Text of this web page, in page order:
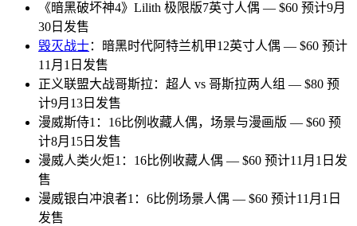
《暗黑破坏神4》Lilith 极限版7英寸人偶 — $60 预计9月
30日发售
毁灭战士：暗黑时代阿特兰机甲12英寸人偶 — $60 预计
11月1日发售
正义联盟大战哥斯拉：超人 vs 哥斯拉两人组 — $80 预
计9月13日发售
漫威斯侍1：16比例收藏人偶，场景与漫画版 — $60 预
计8月15日发售
漫威人类火炬1：16比例收藏人偶 — $60 预计11月1日发
售
漫威银白冲浪者1：6比例场景人偶 — $60 预计11月1日
发售